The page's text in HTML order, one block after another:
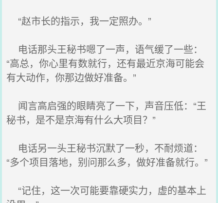
“赵市长的指示，我一定照办。”
电话那头王秘书嗯了一声，语气缓了一些：
“高总，你心里有数就行，还有最近京海可能会
有大动作，你那边做好准备。”
闻言高启强的眼睛亮了一下，声音压低：“王
秘书，是不是京海有什么大项目？”
电话另一头王秘书沉默了一秒，不耐烦道：
“多个项目落地，别问那么多，做好准备就行。”
“记住，这一次可能要靠硬实力，虚的基本上